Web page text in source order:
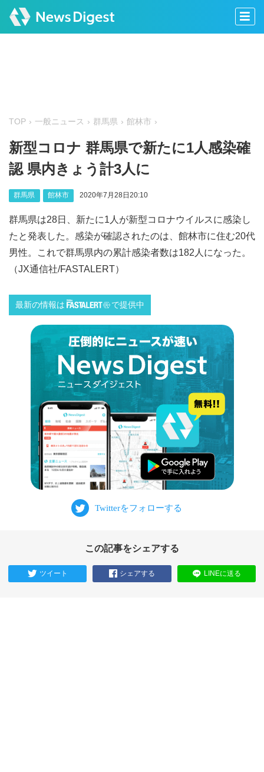
TOP 一般ニュース 群馬県 館林市
新型コロナ 群馬県で新たに1人感染確
認 県内きょう計3人に
群馬県 館林市 2020年7月28日20:10
群馬県は28日、新たに1人が新型コロナウイルスに感染し
たと発表した。感染が確認されたのは、館林市に住む20代
男性。これで群馬県内の累計感染者数は182人になった。
（JX通信社/FASTALERT）
最新の情報は で提供中
この記事をシェアする
ツイート シェアする LINEに送る